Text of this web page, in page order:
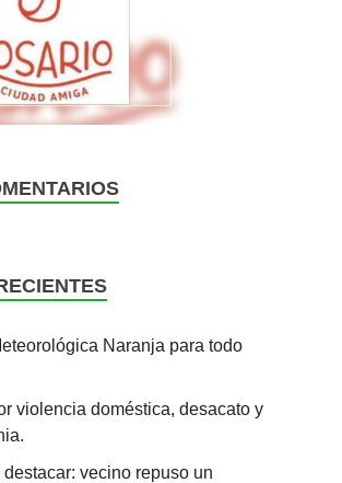
Naranja para todo
violencia doméstica, desacato y
vecino repuso un